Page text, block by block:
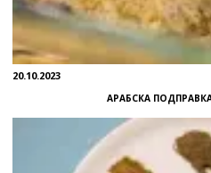
20.10.2023
АРАБСКА